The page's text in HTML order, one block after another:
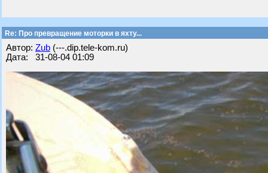
Re: Про превращение моторки в яхту...
Автор: Zub (---.dip.tele-kom.ru)
Дата: 31-08-04 01:09